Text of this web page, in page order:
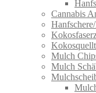
Cannabis
Mulch
Mulch